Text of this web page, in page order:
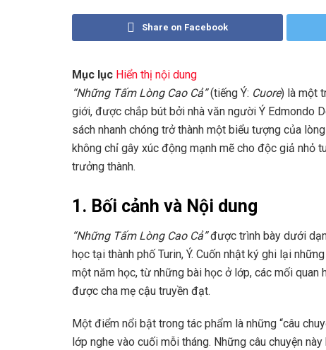
Share on Facebook
Mục lục Hiển thị nội dung
“Những Tấm Lòng Cao Cả”(tiếng Ý: Cuore) là một
giới, được chắp bút bởi nhà văn người Ý Edmondo
sách nhanh chóng trở thành một biểu tượng của
không chỉ gây xúc động mạnh mẽ cho độc giả nhỏ
trưởng thành.
1. Bối cảnh và Nội dung
“Những Tấm Lòng Cao Cả”được trình bày dưới
học tại thành phố Turin, Ý. Cuốn nhật ký ghi lại
một năm học, từ những bài học ở lớp, các mối
được cha mẹ cậu truyền đạt.
Một điểm nổi bật trong tác phẩm là những “câu
lớp nghe vào cuối mỗi tháng. Những câu chuyện